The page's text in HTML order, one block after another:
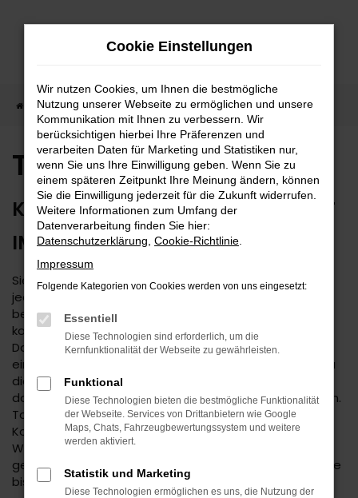
Zum
Startseite Toyota Auto kaufen
Toyota Auto kaufen
KAUFEN SIE IHREN TOYOTA DIREKT
IM MEHRMARKEN-CENTER
Sie suchen nach einem Toyota? Damit treffen Sie auf
jeden Fall eine gute Wahl. Als Mehrmarken-Center
beraten wir Sie seit 1974 kompetent und decken den
kompletten süddeutschen Raum ab. Das Autohaus
Daub ist Experte für Toyota und legt größten Wert auf
eine faire und informative Beratung. Wir kennen genau
die Vorteile der einzelnen Toyota Modelle und sorgen
dafür, dass Sie Ihr individuelles Traumfahrzeug erhalten.
Toyota bietet sowohl Kleinwagen als auch
Kompaktfahrzeuge und attraktive, trendige SUV. Des
Weiteren decken wir mit unserer Produktpalette das
gesamte Spektrum vom Neuwagen über EU-Fahrzeuge
bis hin zu Jahreswagen und Gebrauchtfahrzeugen ab.
Cookie Einstellungen
Wir nutzen Cookies, um Ihnen die bestmögliche
Nutzung unserer Webseite zu ermöglichen und unsere
Kommunikation mit Ihnen zu verbessern. Wir
berücksichtigen hierbei Ihre Präferenzen und
verarbeiten Daten für Marketing und Statistiken nur,
wenn Sie uns Ihre Einwilligung geben. Wenn Sie zu
einem späteren Zeitpunkt Ihre Meinung ändern, können
Sie die Einwilligung jederzeit für die Zukunft widerrufen.
Weitere Informationen zum Umfang der
Datenverarbeitung finden Sie hier:
Datenschutzerklärung Cookie-Richtlinie
Impressum
Folgende Kategorien von Cookies werden von uns eingesetzt:
Essentiell
Diese Technologien sind erforderlich, um die
Kernfunktionalität der Webseite zu gewährleisten.
Funktional
Diese Technologien bieten die bestmögliche Funktionalität
der Webseite. Services von Drittanbietern wie Google
Maps, Chats, Fahrzeugbewertungssystem und weitere
werden aktiviert.
Statistik und Marketing
Diese Technologien ermöglichen es uns, die Nutzung der